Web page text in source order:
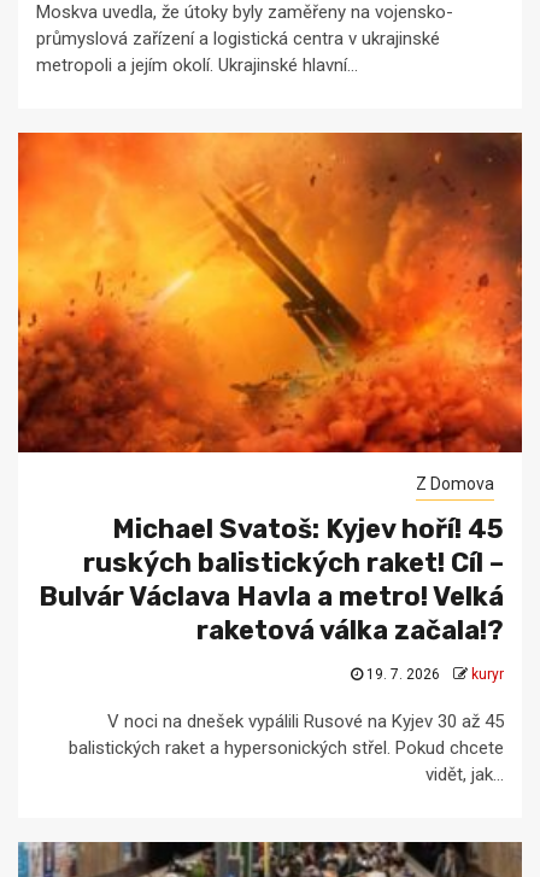
Moskva uvedla, že útoky byly zaměřeny na vojensko-
průmyslová zařízení a logistická centra v ukrajinské
metropoli a jejím okolí. Ukrajinské hlavní...
Z Domova
Michael Svatoš: Kyjev hoří! 45
ruských balistických raket! Cíl –
Bulvár Václava Havla a metro! Velká
raketová válka začala!?
19. 7. 2026 kuryr
V noci na dnešek vypálili Rusové na Kyjev 30 až 45
balistických raket a hypersonických střel. Pokud chcete
vidět, jak...